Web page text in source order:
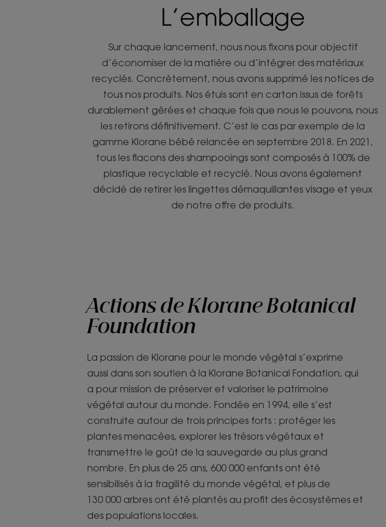
L’emballage
Sur chaque lancement, nous nous fixons pour objectif
d’économiser de la matière ou d’intégrer des matériaux
recyclés. Concrètement, nous avons supprimé les notices de
tous nos produits. Nos étuis sont en carton issus de forêts
durablement gérées et chaque fois que nous le pouvons, nous
les retirons définitivement. C’est le cas par exemple de la
gamme Klorane bébé relancée en septembre 2018. En 2021,
tous les flacons des shampooings sont composés à 100% de
plastique recyclable et recyclé. Nous avons également
décidé de retirer les lingettes démaquillantes visage et yeux
de notre offre de produits.
Actions de Klorane Botanical
Foundation
La passion de Klorane pour le monde végétal s’exprime
aussi dans son soutien à la Klorane Botanical Fondation, qui
a pour mission de préserver et valoriser le patrimoine
végétal autour du monde. Fondée en 1994, elle s’est
construite autour de trois principes forts : protéger les
plantes menacées, explorer les trésors végétaux et
transmettre le goût de la sauvegarde au plus grand
nombre. En plus de 25 ans, 600 000 enfants ont été
sensibilisés à la fragilité du monde végétal, et plus de
130 000 arbres ont été plantés au profit des écosystèmes et
des populations locales.